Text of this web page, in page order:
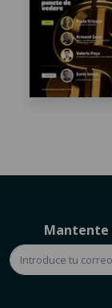
Mantente